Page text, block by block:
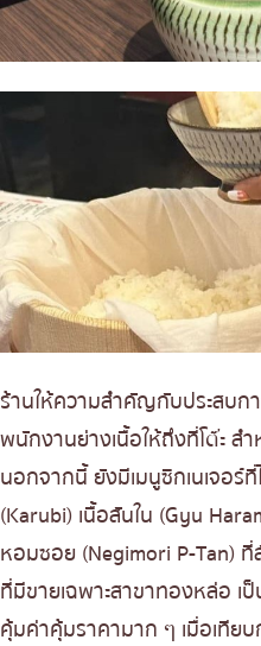
ร้านให้ความสำคัญกับประสบ
พนักงานย่างเนื้อให้ถึงที่โต๊ะ ส
นอกจากนี้ ยังมีเมนูซิกเนเจอร์
(Karubi) เนื้อสันใน (Gyu
หอมซอย (Negimori P-Tan)
ที่มีขายเฉพาะสาขาทองหล่อ เ
คุ้มค่าคุ้มราคามาก ๆ เมื่อเทีย